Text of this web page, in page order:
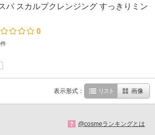
パ スカルプクレンジング すっきりミン
0
表示形式： リスト 画像
? @cosmeランキングとは